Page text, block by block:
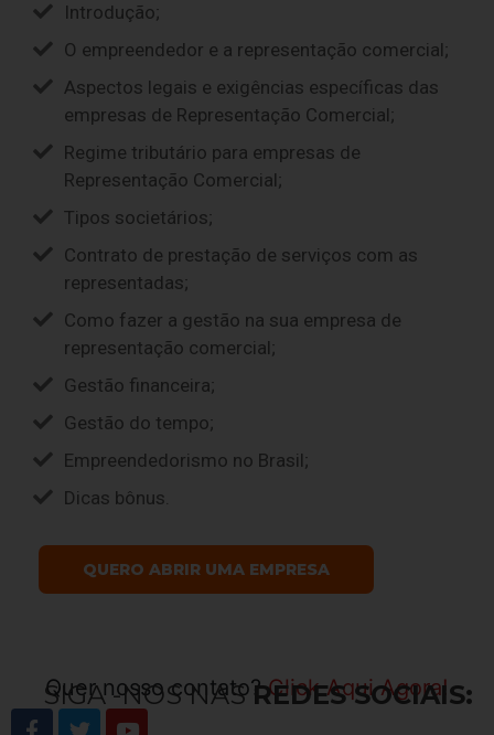
Introdução;
O empreendedor e a representação comercial;
Aspectos legais e exigências específicas das
empresas de Representação Comercial;
Regime tributário para empresas de
Representação Comercial;
Tipos societários;
Contrato de prestação de serviços com as
representadas;
Como fazer a gestão na sua empresa de
representação comercial;
Gestão financeira;
Gestão do tempo;
Empreendedorismo no Brasil;
Dicas bônus.
QUERO ABRIR UMA EMPRESA
Quer nosso contato?Click Aqui Agora!
SIGA -NOS NASREDES SOCIAIS: